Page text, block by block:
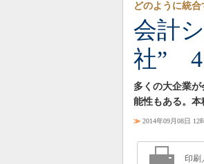
スマートモバイル
ネットワーク
システム運用管理
会計
社” 4
どのように統
多くの大企業
能性もある。本
≫ 2014年09月08日 12
印刷